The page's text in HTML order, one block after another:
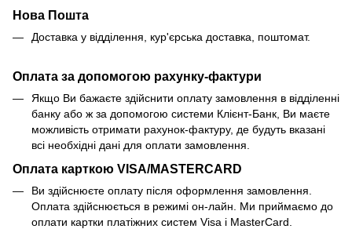
Нова Пошта
Доставка у відділення, кур'єрська доставка, поштомат.
Оплата за допомогою рахунку-фактури
Якщо Ви бажаєте здійснити оплату замовлення в відділенні
банку або ж за допомогою системи Клієнт-Банк, Ви маєте
можливість отримати рахунок-фактуру, де будуть вказані
всі необхідні дані для оплати замовлення.
Оплата карткою VISA/MASTERCARD
Ви здійснюєте оплату після оформлення замовлення.
Оплата здійснюється в режимі он-лайн. Ми приймаємо до
оплати картки платіжних систем Visa і MasterCard.